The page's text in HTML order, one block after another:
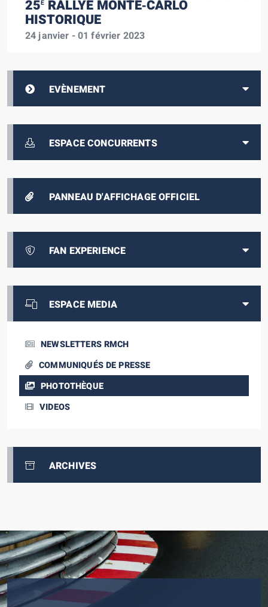
25E RALLYE MONTE‑CARLO
HISTORIQUE
24 janvier - 01 février 2023
EVÈNEMENT
ESPACE CONCURRENTS
PANNEAU D'AFFICHAGE OFFICIEL
FAN EXPERIENCE
ESPACE MEDIA
NEWSLETTERS RMCH
COMMUNIQUÉS DE PRESSE
PHOTOTHÈQUE
VIDEOS
ARCHIVES